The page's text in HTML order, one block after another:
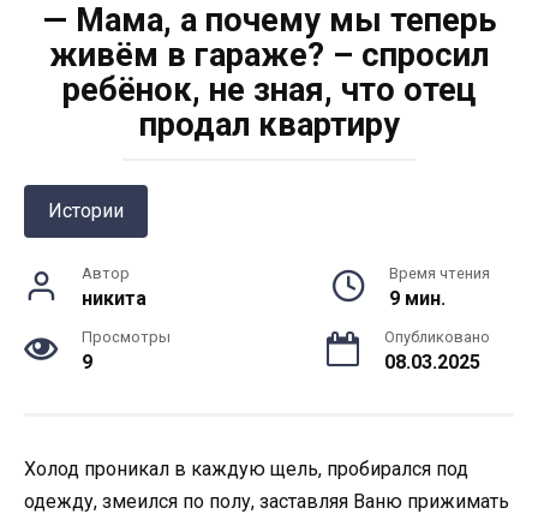
— Мама, а почему мы теперь
живём в гараже? – спросил
ребёнок, не зная, что отец
продал квартиру
Истории
Автор
никита
Время чтения
9 мин.
Просмотры
9
Опубликовано
08.03.2025
Холод проникал в каждую щель, пробирался под
одежду, змеился по полу, заставляя Ваню прижимать